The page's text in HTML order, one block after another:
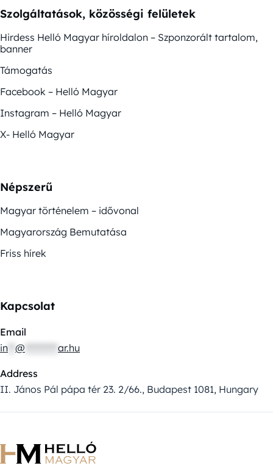
Szolgáltatások, közösségi felületek
Hirdess Helló Magyar híroldalon – Szponzorált tartalom,
banner
Támogatás
Facebook – Helló Magyar
Instagram – Helló Magyar
X- Helló Magyar
Népszerű
Magyar történelem – idővonal
Magyarország Bemutatása
Friss hírek
Kapcsolat
Email
in @ ar.hu
Address
II. János Pál pápa tér 23. 2/66., Budapest 1081, Hungary